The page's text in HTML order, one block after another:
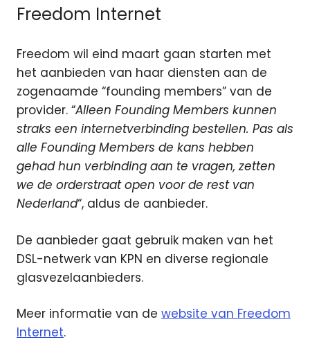
Freedom Internet
Freedom wil eind maart gaan starten met
het aanbieden van haar diensten aan de
zogenaamde “founding members” van de
provider. “Alleen Founding Members kunnen
straks een internetverbinding bestellen. Pas als
alle Founding Members de kans hebben
gehad hun verbinding aan te vragen, zetten
we de orderstraat open voor de rest van
Nederland“, aldus de aanbieder.
De aanbieder gaat gebruik maken van het
DSL-netwerk van KPN en diverse regionale
glasvezelaanbieders.
Meer informatie van de website van Freedom
Internet.